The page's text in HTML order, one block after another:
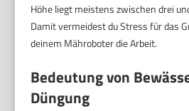
Höhe liegt meistens zwischen drei
Damit vermeidest du Stress für das
deinem Mähroboter die Arbeit.
Bedeutung von
Düngung